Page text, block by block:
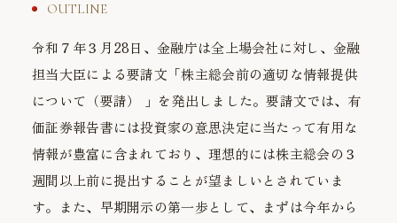
OUTLINE
令和７年３月28日、金融庁は全上場会社に対し、金融
担当大臣による要請文「株主総会前の適切な情報提供
について（要請） 」を発出しました。要請文では、有
価証券報告書には投資家の意思決定に当たって有用な
情報が豊富に含まれており、理想的には株主総会の３
週間以上前に提出することが望ましいとされていま
す。また、早期開示の第一歩として、まずは今年から